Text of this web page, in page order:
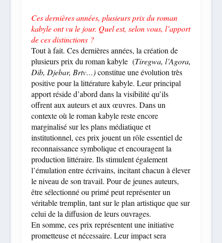
Ces dernières années, plusieurs prix du roman
kabyle ont vu le jour. Quel est, selon vous, l’apport
de ces distinctions ?
Tout à fait. Ces dernières années, la création de
plusieurs prix du roman kabyle (Tiregwa, l’Agora,
Dib, Djebar, Brtv…)constitue une évolution très
positive pour la littérature kabyle. Leur principal
apport réside d’abord dans la visibilité qu’ils
offrent aux auteurs et aux œuvres. Dans un
contexte où le roman kabyle reste encore
marginalisé sur les plans médiatique et
institutionnel, ces prix jouent un rôle essentiel de
reconnaissance symbolique et encouragent la
production littéraire. Ils stimulent également
l’émulation entre écrivains, incitant chacun à élever
le niveau de son travail. Pour de jeunes auteurs,
être sélectionné ou primé peut représenter un
véritable tremplin, tant sur le plan artistique que sur
celui de la diffusion de leurs ouvrages.
En somme, ces prix représentent une initiative
prometteuse et nécessaire. Leur impact sera